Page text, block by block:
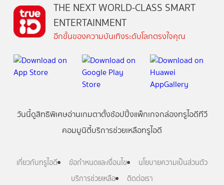
THE NEXT WORLD-CLASS SMART
ENTERTAINMENT
อีกขั้นของความบันเทิงระดับโลกตรงใจคุณ
วันนี้ดูสิทธิพิเศษอ่านเกมตาตั้งช้อปปิ้งแพ็กเกจกล่องทรูไอดีทีวี
คอมมูนิตี้บริการช่วยเหลือทรูไอดี
เกี่ยวกับทรูไอดี ข้อกำหนดและเงื่อนไข
นโยบายความเป็นส่วนตัว
บริการช่วยเหลือ
ติดต่อเรา